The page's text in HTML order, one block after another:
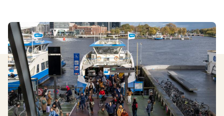
Klik hier voor een totaaloverzicht van alle publicaties
rond ontwerp en inrichting voor dit thema